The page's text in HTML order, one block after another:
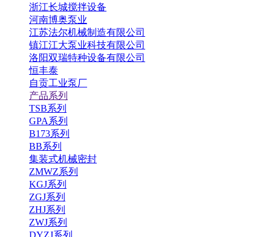
浙江长城搅拌设备
河南博奥泵业
江苏法尔机械制造有限公司
镇江江大泵业科技有限公司
洛阳双瑞特种设备有限公司
恒丰泰
自贡工业泵厂
产品系列
TSB系列
GPA系列
B173系列
BB系列
集装式机械密封
ZMWZ系列
KGJ系列
ZGJ系列
ZHJ系列
ZWJ系列
DYZJ系列